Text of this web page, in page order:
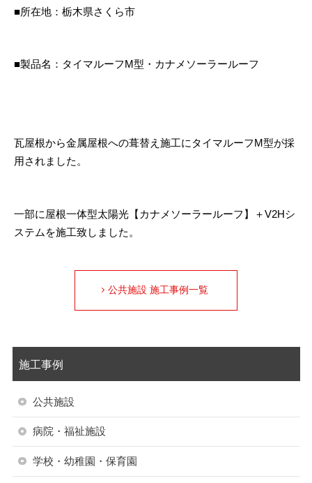
■所在地：栃木県さくら市
■製品名：タイマルーフM型・カナメソーラールーフ
瓦屋根から金属屋根への葺替え施工にタイマルーフM型が採
用されました。
一部に屋根一体型太陽光【カナメソーラールーフ】＋V2Hシ
ステムを施工致しました。
公共施設 施工事例一覧
施工事例
公共施設
病院・福祉施設
学校・幼稚園・保育園